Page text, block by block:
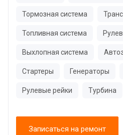
Тормозная система
Топливная система
Выхлопная система
Стартеры Генераторы
Рулевые рейки Турбина
Записаться на ремонт